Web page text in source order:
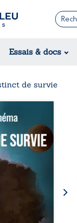
Essais & docs
Policier
de survie